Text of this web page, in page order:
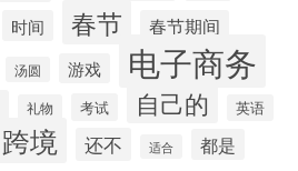
时间 春节 春节期间
汤圆 游戏 电子商务
礼物 考试 自己的 英语
跨境 还不 适合 都是